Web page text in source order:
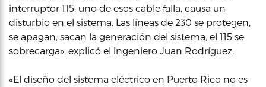
interruptor 115, uno de esos cable falla, causa un
disturbio en el sistema. Las líneas de 230 se protegen,
se apagan, sacan la generación del sistema, el 115 se
sobrecarga», explicó el ingeniero Juan Rodríguez.
«El diseño del sistema eléctrico en Puerto Rico no es